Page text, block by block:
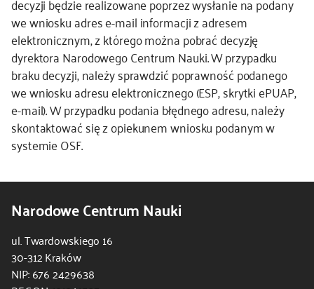
we wniosku adres e-mail informacji z adresem
elektronicznym, z którego można pobrać decyzję
dyrektora Narodowego Centrum Nauki. W przypadku
braku decyzji, należy sprawdzić poprawność podanego
we wniosku adresu elektronicznego (ESP, skrytki ePUAP,
e-mail). W przypadku podania błędnego adresu, należy
skontaktować się z opiekunem wniosku podanym w
systemie OSF.
Narodowe Centrum Nauki
ul. Twardowskiego 16
30-312 Kraków
NIP: 676 2429638